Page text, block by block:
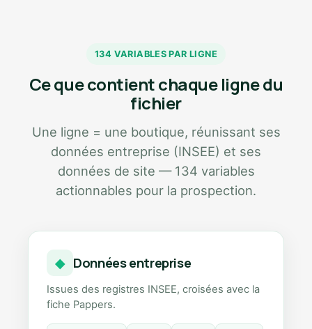
134 VARIABLES PAR LIGNE
Ce que contient chaque ligne du
fichier
Une ligne = une boutique, réunissant ses
données entreprise (INSEE) et ses
données de site — 134 variables
actionnables pour la prospection.
◆ Données entreprise
Issues des registres INSEE, croisées avec la
fiche Pappers.